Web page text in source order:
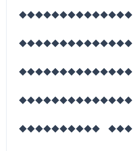
◆◆◆◆◆◆◆◆◆◆◆◆◆◆
◆◆◆◆◆◆◆◆◆◆◆◆◆◆
◆◆◆◆◆◆◆◆◆◆◆◆◆◆
◆◆◆◆◆◆◆◆◆◆◆◆◆◆
◆◆◆◆◆◆◆◆◆◆ ◆◆◆